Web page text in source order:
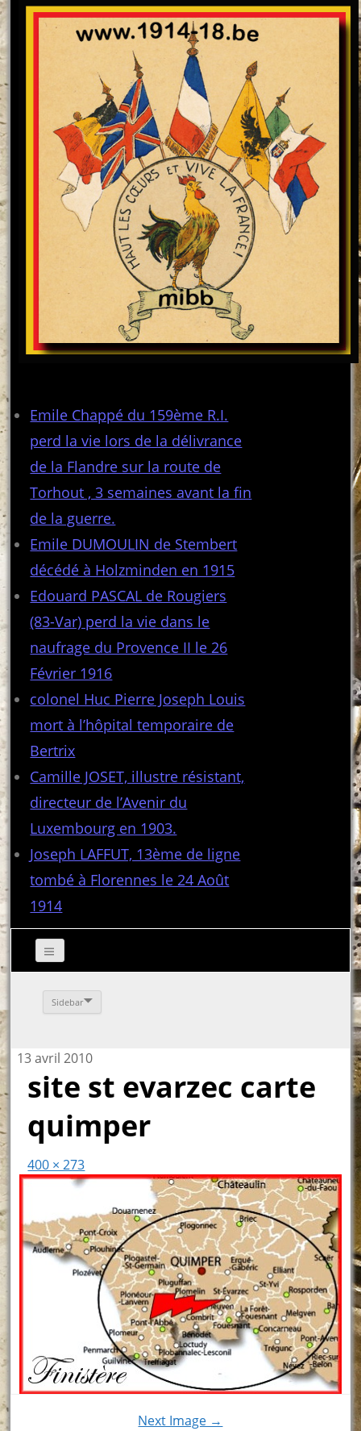
Emile Chappé du 159ème R.I.
perd la vie lors de la délivrance
de la Flandre sur la route de
Torhout , 3 semaines avant la fin
de la guerre.
Emile DUMOULIN de Stembert
décédé à Holzminden en 1915
Edouard PASCAL de Rougiers
(83-Var) perd la vie dans le
naufrage du Provence II le 26
Février 1916
colonel Huc Pierre Joseph Louis
mort à l’hôpital temporaire de
Bertrix
Camille JOSET, illustre résistant,
directeur de l’Avenir du
Luxembourg en 1903.
Joseph LAFFUT, 13ème de ligne
tombé à Florennes le 24 Août
1914
Sidebar
13 avril 2010
site st evarzec carte
quimper
400 × 273
Next Image →